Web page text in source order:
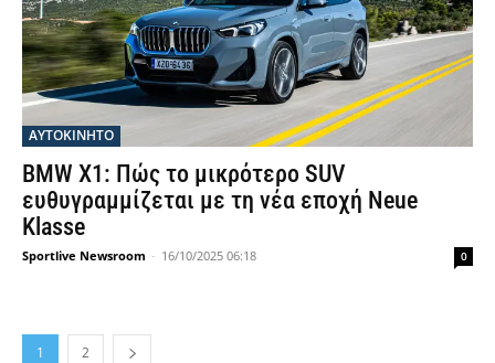
ΑΥΤΟΚΙΝΗΤΟ
BMW X1: Πώς το μικρότερο SUV
ευθυγραμμίζεται με τη νέα εποχή Neue
Klasse
Sportlive Newsroom - 16/10/2025 06:18 0
1 2